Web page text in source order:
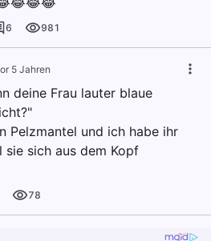
6 981
5 Jahren
deine Frau lauter blaue
Pelzmantel und ich habe ihr
sie sich aus dem Kopf
78